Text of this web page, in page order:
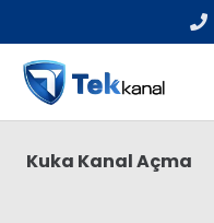
Kuka Kanal Açma